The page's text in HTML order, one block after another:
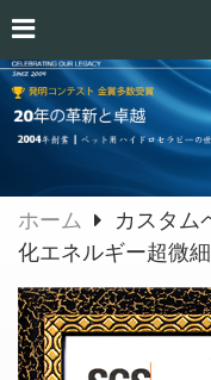
ホーム カスタム
化エネルギー超微